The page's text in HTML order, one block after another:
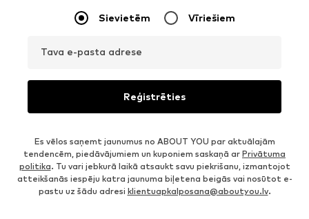
Sievietēm Vīriešiem
Tava e-pasta adrese
Reģistrēties
Es vēlos saņemt jaunumus no ABOUT YOU par aktuālajām
tendencēm, piedāvājumiem un kuponiem saskaņā ar Privātuma
politika. Tu vari jebkurā laikā atsaukt savu piekrišanu, izmantojot
atteikšanās iespēju katra jaunuma biļetena beigās vai nosūtot e-
pastu uz šādu adresi klientuapkalposana@aboutyou.lv.